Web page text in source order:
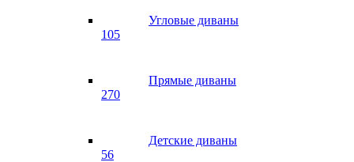
Угловые диваны
105
Прямые диваны
270
Детские диваны
56